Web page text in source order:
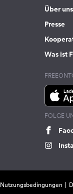
Über uns
Presse
Was ist
FOLGE
Nutzungsbedingungen